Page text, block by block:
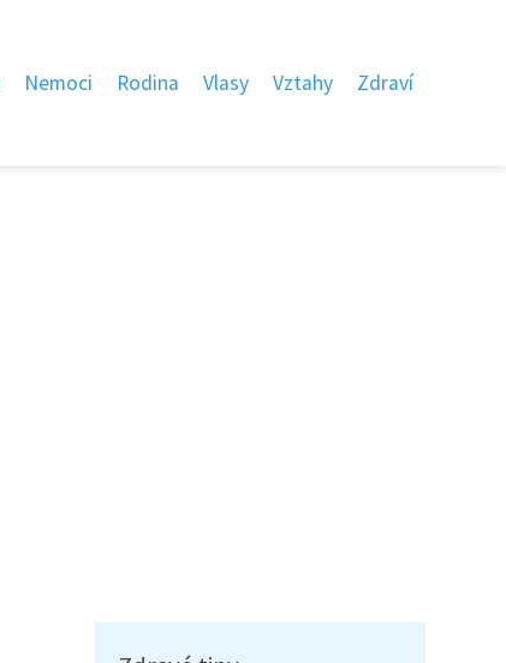
Nemoci Rodina Vlasy Vztahy Zdraví